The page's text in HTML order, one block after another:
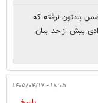
یادتون نرفته که
بیش از حد بیان
۱۸:۰۵ - ۱۴۰۵/۰۴/۱۷